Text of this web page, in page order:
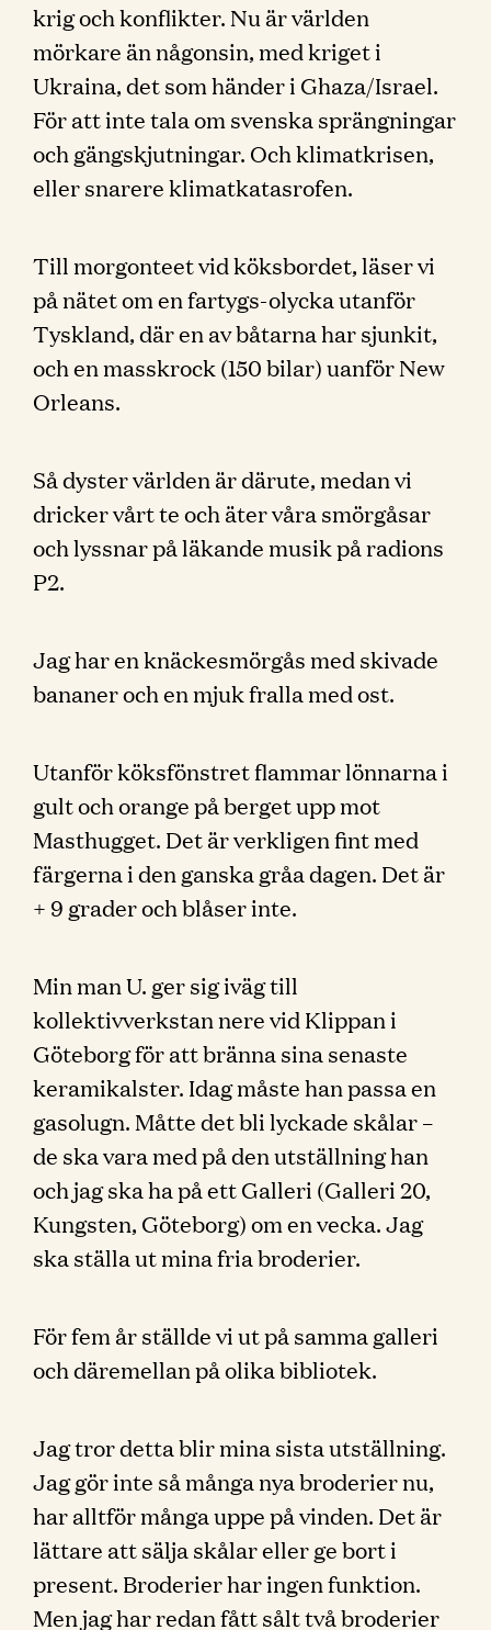
krig och konflikter. Nu är världen
mörkare än någonsin, med kriget i
Ukraina, det som händer i Ghaza/Israel.
För att inte tala om svenska sprängningar
och gängskjutningar. Och klimatkrisen,
eller snarere klimatkatasrofen.
Till morgonteet vid köksbordet, läser vi
på nätet om en fartygs-olycka utanför
Tyskland, där en av båtarna har sjunkit,
och en masskrock (150 bilar) uanför New
Orleans.
Så dyster världen är därute, medan vi
dricker vårt te och äter våra smörgåsar
och lyssnar på läkande musik på radions
P2.
Jag har en knäckesmörgås med skivade
bananer och en mjuk fralla med ost.
Utanför köksfönstret flammar lönnarna i
gult och orange på berget upp mot
Masthugget. Det är verkligen fint med
färgerna i den ganska gråa dagen. Det är
+ 9 grader och blåser inte.
Min man U. ger sig iväg till
kollektivverkstan nere vid Klippan i
Göteborg för att bränna sina senaste
keramikalster. Idag måste han passa en
gasolugn. Måtte det bli lyckade skålar –
de ska vara med på den utställning han
och jag ska ha på ett Galleri (Galleri 20,
Kungsten, Göteborg) om en vecka. Jag
ska ställa ut mina fria broderier.
För fem år ställde vi ut på samma galleri
och däremellan på olika bibliotek.
Jag tror detta blir mina sista utställning.
Jag gör inte så många nya broderier nu,
har alltför många uppe på vinden. Det är
lättare att sälja skålar eller ge bort i
present. Broderier har ingen funktion.
Men jag har redan fått sålt två broderier